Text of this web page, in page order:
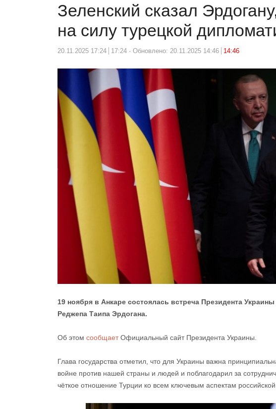
Зеленский сказал
на силу турецкой
20.11.2025 17:24 17:24 Обновлено: 20.11.2025 14:46 14:46
19 ноября в Анкаре состоялась встреча Президента
Реджепа Таипа Эрдогана.
Об этом сообщаетОфициальный сайт Президента Украины.
Глава государства отметил, что для Украины важна
войне против нашей страны и людей и поблагодарил за
чёткое отношение Турции ко всем ключевым аспектам российской